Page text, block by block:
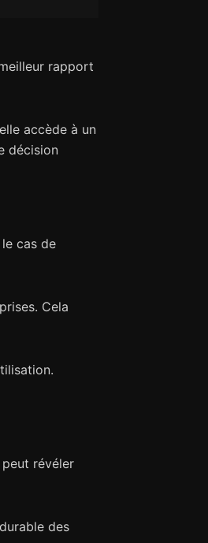
rapport
accède à un
décision
cas de
Cela
révéler
des